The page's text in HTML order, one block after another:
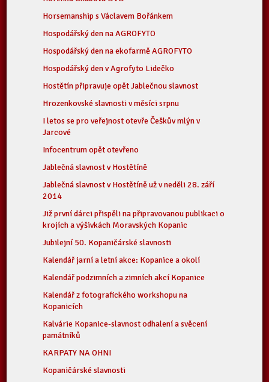
Horsemanship s Václavem Bořánkem
Hospodářský den na AGROFYTO
Hospodářský den na ekofarmě AGROFYTO
Hospodářský den v Agrofyto Lidečko
Hostětín připravuje opět Jablečnou slavnost
Hrozenkovské slavnosti v měsíci srpnu
I letos se pro veřejnost otevře Češkův mlýn v
Jarcové
Infocentrum opět otevřeno
Jablečná slavnost v Hostětíně
Jablečná slavnost v Hostětíně už v neděli 28. září
2014
Již první dárci přispěli na připravovanou publikaci o
krojích a výšivkách Moravských Kopanic
Jubilejní 50. Kopaničárské slavnosti
Kalendář jarní a letní akce: Kopanice a okolí
Kalendář podzimních a zimních akcí Kopanice
Kalendář z fotografického workshopu na
Kopanicích
Kalvárie Kopanice-slavnost odhalení a svěcení
památníků
KARPATY NA OHNI
Kopaničárské slavnosti